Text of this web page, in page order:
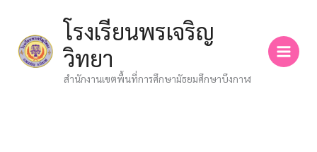
content
โรงเรียนพรเจริญ
วิทยา
สำนักงานเขตพื้นที่การศึกษามัธยมศึกษาบึงกาฬ